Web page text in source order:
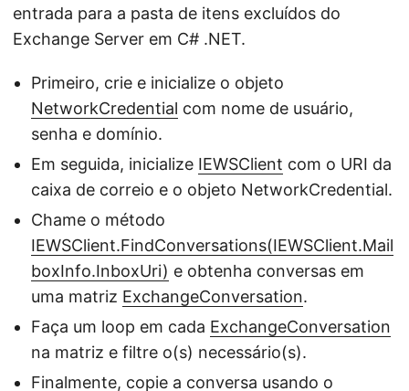
entrada para a pasta de itens excluídos do
Exchange Server em C# .NET.
Primeiro, crie e inicialize o objeto
NetworkCredential com nome de usuário,
senha e domínio.
Em seguida, inicialize IEWSClient com o URI da
caixa de correio e o objeto NetworkCredential.
Chame o método
IEWSClient.FindConversations(IEWSClient.Mail
boxInfo.InboxUri) e obtenha conversas em
uma matriz ExchangeConversation.
Faça um loop em cada ExchangeConversation
na matriz e filtre o(s) necessário(s).
Finalmente, copie a conversa usando o